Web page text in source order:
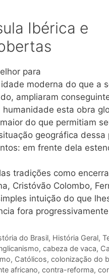
Ibérica e
para
moderna do que a
ampliaram
humanidade esta obra
do que permitiam
geográfica
em frente dela
tradições como
Cristóvão Colombo,
intuição do que
fora
do Brasil, História Geral,
, cabeza de vaca,
, Católicos, colonização do
africano, contra-reforma,